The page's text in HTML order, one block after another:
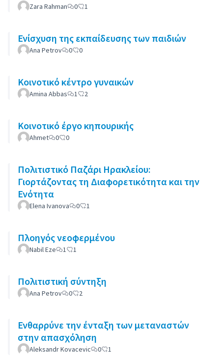
Zara Rahman 0 1
Ενίσχυση της εκπαίδευσης των παιδιών
Ana Petrov 0 0
Κοινοτικό κέντρο γυναικών
Amina Abbas 1 2
Κοινοτικό έργο κηπουρικής
Ahmet 0 0
Πολιτιστικό Παζάρι Ηρακλείου:
Γιορτάζοντας τη Διαφορετικότητα και την
Ενότητα
Elena Ivanova 0 1
Πλοηγός νεοφερμένου
Nabil Eze 1 1
Πολιτιστική σύντηξη
Ana Petrov 0 2
Ενθαρρύνε την ένταξη των μεταναστών
στην απασχόληση
Aleksandr Kovacevic 0 1